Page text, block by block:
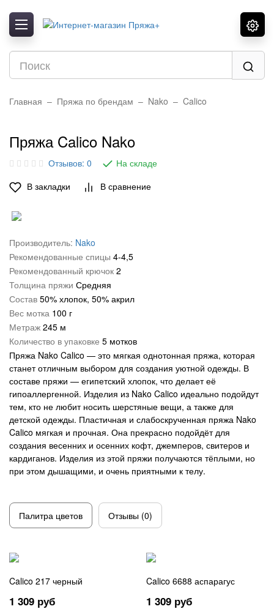
Назад
Показать все:
Alize
Color City
Gazzal
YarnArt
Камтекс
Пехорка
Троицкая
Назад
Показать все:
Детская
Зимняя
Носочная
Секционная
Трикотажная
Акрил 100%
Букле
Для новорожденных
Меланжевая
ОбЬемная
С петельками
Толстая
Травка
Шерсть 100%
Полушерсть
Назад
Показать все:
Высокообъемный акрил
Акрил
Пух
Ангора
Бамбук
Вискоза
Кашемир
Лен
Меринос
Металлик
Микрофибра
Мохеровая
Полиэстер
Твид
Хлопок 100%
Шелк
Главная Пряжа по брендам Nako Calico
Пряжа Calico Nako
Отзывов: 0
На складе
В закладки
В сравнение
Производитель: Nako
Рекомендованные спицы 4-4,5
Рекомендованный крючок 2
Толщина пряжи Средняя
Состав 50% хлопок, 50% акрил
Вес мотка 100 г
Метраж 245 м
Количество в упаковке 5 мотков
Пряжа Nako Calico — это мягкая однотонная пряжа, которая
станет отличным выбором для создания уютной одежды. В
составе пряжи — египетский хлопок, что делает её
гипоаллергенной. Изделия из Nako Calico идеально подойдут
тем, кто не любит носить шерстяные вещи, а также для
детской одежды. Пластичная и слабоскрученная пряжа Nako
Calico мягкая и прочная. Она прекрасно подойдёт для
создания весенних и осенних кофт, джемперов, свитеров и
кардиганов. Изделия из этой пряжи получаются тёплыми, но
при этом дышащими, и очень приятными к телу.
Палитра цветов Отзывы (0)
Calico 217 черный
1 309 руб
Calico 6688 аспарагус
1 309 руб